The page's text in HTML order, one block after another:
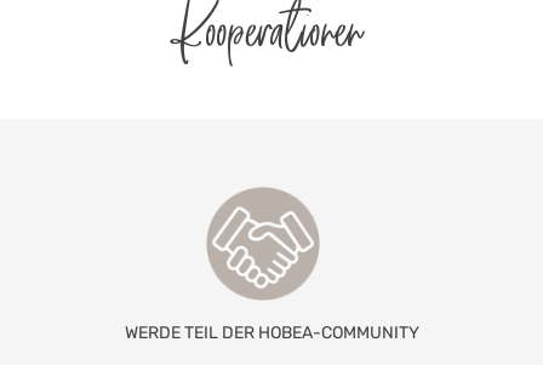
Kooperationen
WERDE TEIL DER HOBEA-COMMUNITY